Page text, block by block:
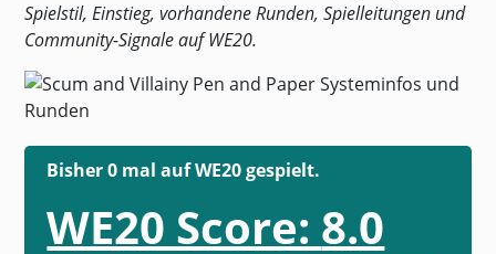
Spielstil, Einstieg, vorhandene Runden, Spielleitungen und
Community-Signale auf WE20.
Bisher 0 mal auf WE20 gespielt.
WE20 Score: 8.0